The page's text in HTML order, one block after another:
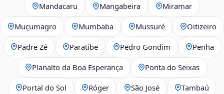
Mandacaru Mangabeira Miramar
Muçumagro Mumbaba Mussuré Oitizeiro
Padre Zé Paratibe Pedro Gondim Penha
Planalto da Boa Esperança Ponta do Seixas
Portal do Sol Róger São José Tambaú